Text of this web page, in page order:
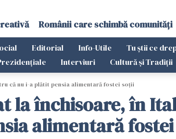
Românii care schimbă comunități
Editorial Info-Utile Tu știi ce
Interviuri Cultură și Tradiții
că nu i-a plătit pensia alimentară fostei soții
la închisoare, în
alimentară